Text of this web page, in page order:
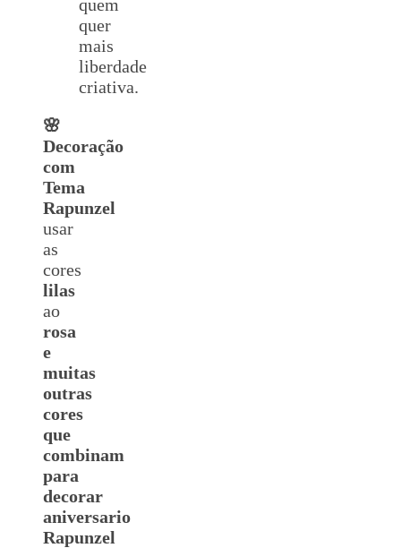
quem
quer
mais
liberdade
criativa.
🌸
Decoração
com
Tema
Rapunzel
usar
as
cores
lilas
ao
rosa
e
muitas
outras
cores
que
combinam
para
decorar
aniversario
Rapunzel